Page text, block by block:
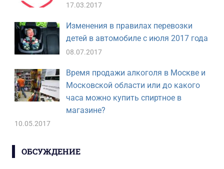
17.03.2017
Изменения в правилах перевозки
детей в автомобиле с июля 2017 года
08.07.2017
Время продажи алкоголя в Москве и
Московской области или до какого
часа можно купить спиртное в
магазине?
10.05.2017
ОБСУЖДЕНИЕ